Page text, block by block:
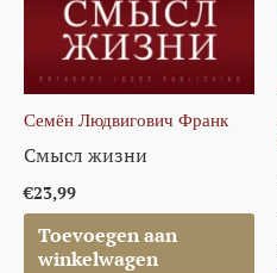
Семён Людвигович Франк
Смысл жизни
€23,99
Toevoegen aan
winkelwagen